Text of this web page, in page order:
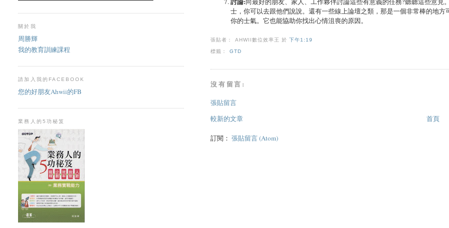
討論:向最好的朋友、家人、工作夥伴討論這些有意義的任務?聽聽這些意見
士，你可以去跟他們說說。還有一些線上論壇之類，那是一個非常棒的地
你的士氣。它也能協助你找出心情沮喪的原因。
張貼者： AHWII數位效率王 於 下午1:19
標籤： GTD
沒有留言:
張貼留言
較新的文章
首頁
訂閱：張貼留言 (Atom)
關於我
周勝輝
我的教育訓練課程
請加入我的FACEBOOK
您的好朋友Ahwii的FB
業務人的5功秘笈